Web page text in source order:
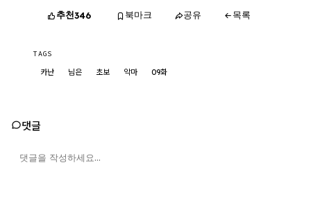
추천346 북마크 공유 목록
TAGS
카난 님은 초보 악마 09화
댓글